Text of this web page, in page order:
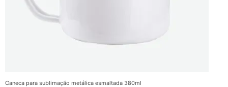
Caneca para sublimação metálica esmaltada 380ml